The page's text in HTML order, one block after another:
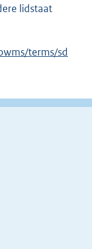
lidstaat
terms/sd